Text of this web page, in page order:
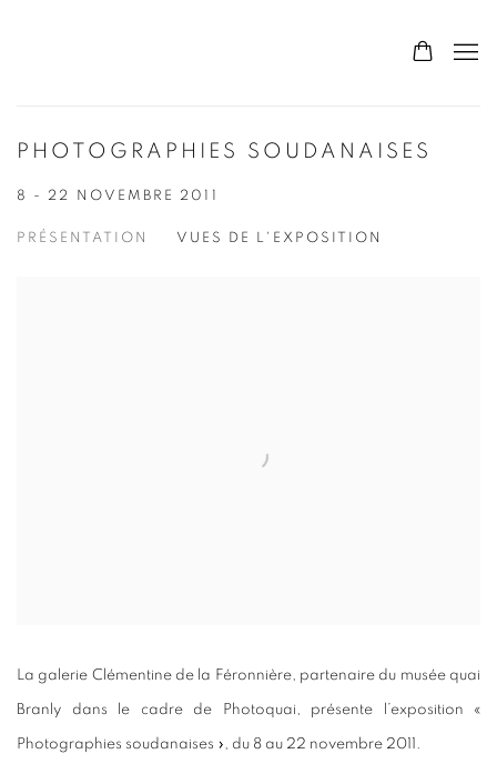
PHOTOGRAPHIES SOUDANAISES
8 - 22 NOVEMBRE 2011
PRÉSENTATION VUES DE L'EXPOSITION
La galerie Clémentine de la Féronnière, partenaire du musée quai
Branly dans le cadre de Photoquai, présente l’exposition «
Photographies soudanaises », du 8 au 22 novembre 2011.